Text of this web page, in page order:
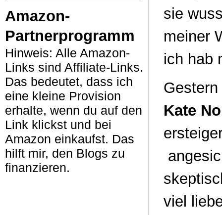
Amazon-
Partnerprogramm
Hinweis: Alle Amazon-
Links sind Affiliate-Links.
Das bedeutet, dass ich
eine kleine Provision
erhalte, wenn du auf den
Link klickst und bei
Amazon einkaufst. Das
hilft mir, den Blogs zu
finanzieren.
sie
meiner
ich hab
Kate
viel